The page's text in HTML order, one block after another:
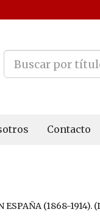
Contacto
ESPAÑA (1868-